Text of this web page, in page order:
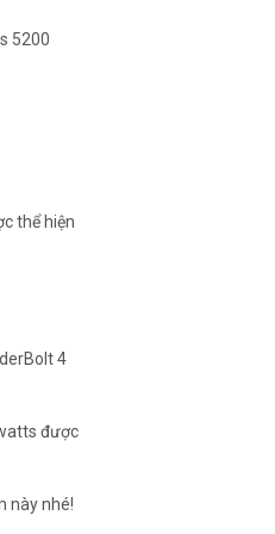
5200
thể hiện
4
được
này nhé!